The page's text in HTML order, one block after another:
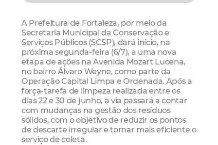
A Prefeitura de Fortaleza, por meio da
Secretaria Municipal da Conservação e
Serviços Públicos (SCSP), dará início, na
próxima segunda-feira (6/7), a uma nova
etapa de ações na Avenida Mozart Lucena,
no bairro Álvaro Weyne, como parte da
Operação Capital Limpa e Ordenada. Após a
força-tarefa de limpeza realizada entre os
dias 22 e 30 de junho, a via passará a contar
com mudanças na gestão dos resíduos
sólidos, com o objetivo de reduzir os pontos
de descarte irregular e tornar mais eficiente o
serviço de coleta.